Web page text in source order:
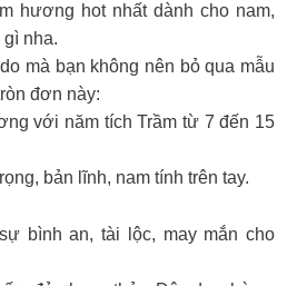
hương hot nhất dành cho nam,
gì nha.
mà bạn không nên bỏ qua mẫu
đơn này:
với năm tích Trầm từ 7 đến 15
bản lĩnh, nam tính trên tay.
bình an, tài lộc, may mắn cho